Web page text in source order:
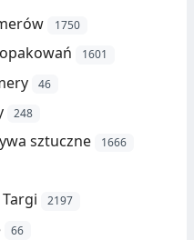
1750
1601
46
248
sztuczne 1666
Targi 2197
66